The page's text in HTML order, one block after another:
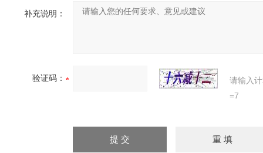
补充说明：
验证码：
请输入
=7